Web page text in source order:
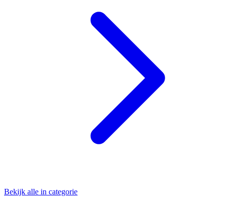
Bekijk alle in categorie